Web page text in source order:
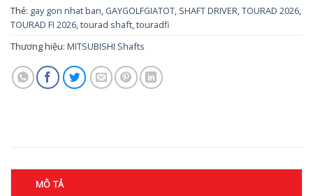
Thẻ: gay gon nhat ban, GAYGOLFGIATOT, SHAFT DRIVER,TOURAD 2026,
TOURAD FI 2026,tourad shaft,touradfi
Thương hiệu: MITSUBISHI Shafts
MÔ TẢ